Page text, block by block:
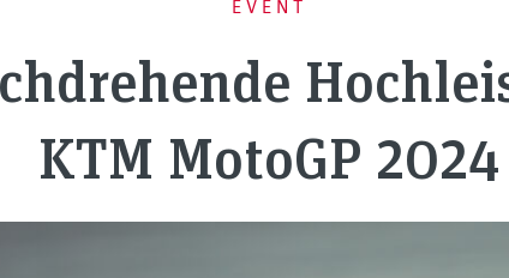
EVENT
KTM MotoGP 2024